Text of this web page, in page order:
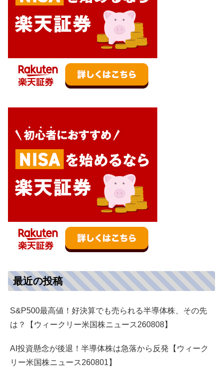
最近の投稿
S&P500最高値！好決算でも売られる半導体株、その先
は？【ウィークリー米国株ニュース260808】
AI投資懸念が後退！半導体株は急落から反発【ウィーク
リー米国株ニュース260801】